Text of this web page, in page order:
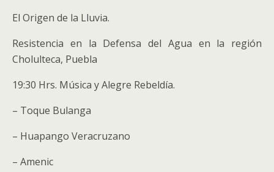
El Origen de la Lluvia.
Resistencia en la Defensa del Agua en la región
Cholulteca, Puebla
19:30 Hrs. Música y Alegre Rebeldía.
– Toque Bulanga
– Huapango Veracruzano
– Amenic